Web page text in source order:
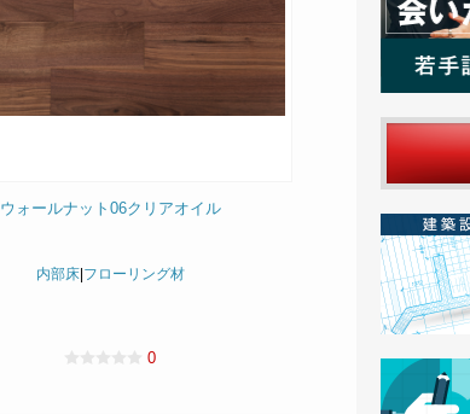
ウォールナット06クリアオイル
内部床|フローリング材
0